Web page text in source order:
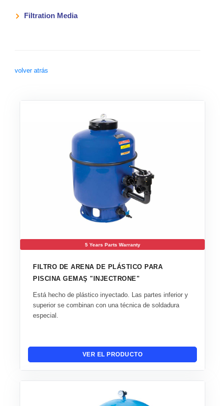
Filtration Media
volver atrás
5 Years Parts Warranty
FILTRO DE ARENA DE PLÁSTICO PARA
PISCINA GEMAŞ "INJECTRONE"
Está hecho de plástico inyectado. Las partes inferior y
superior se combinan con una técnica de soldadura
especial.
VER EL PRODUCTO